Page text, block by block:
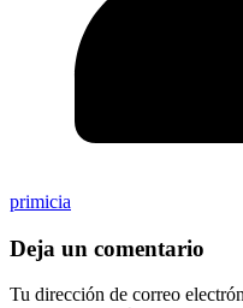
primicia
Deja un comentario
Tu dirección de correo